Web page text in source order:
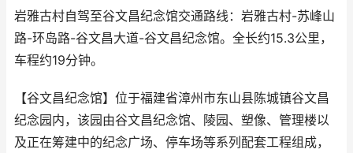
岩雅古村自驾至谷文昌纪念馆交通路线：岩雅古村-苏峰山
路-环岛路-谷文昌大道-谷文昌纪念馆。全长约15.3公里，
车程约19分钟。
【谷文昌纪念馆】位于福建省漳州市东山县陈城镇谷文昌
纪念园内，该园由谷文昌纪念馆、陵园、塑像、管理楼以
及正在筹建中的纪念广场、停车场等系列配套工程组成，